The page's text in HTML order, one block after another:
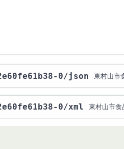
0/json 東村山市
0/xml 東村山市食